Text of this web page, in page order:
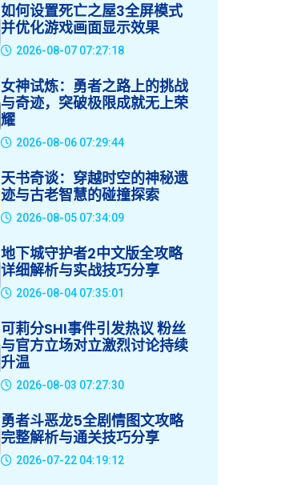
如何设置死亡之屋3全屏模式
并优化游戏画面显示效果
2026-08-07 07:27:18
女神试炼：勇者之路上的挑战
与奇迹，突破极限成就无上荣
耀
2026-08-06 07:29:44
天书奇谈：穿越时空的神秘遗
迹与古老智慧的碰撞探索
2026-08-05 07:34:09
地下城守护者2中文版全攻略
详细解析与实战技巧分享
2026-08-04 07:35:01
可莉分SHI事件引发热议 粉丝
与官方立场对立激烈讨论持续
升温
2026-08-03 07:27:30
勇者斗恶龙5全剧情图文攻略
完整解析与通关技巧分享
2026-07-22 04:19:12